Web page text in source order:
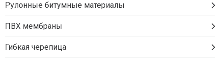
Рулонные битумные материалы
ПВХ мембраны
Гибкая черепица